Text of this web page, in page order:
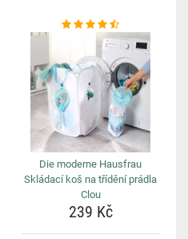
Die moderne Hausfrau
Skládací koš na třídění prádla
Clou
239 Kč